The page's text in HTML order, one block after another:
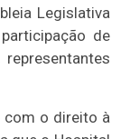
Legislativa
de
com o direito à